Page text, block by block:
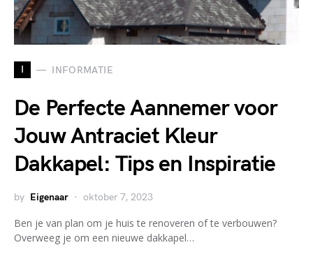
I INFORMATIE
De Perfecte Aannemer voor
Jouw Antraciet Kleur
Dakkapel: Tips en Inspiratie
by Eigenaar oktober 7, 2023
Ben je van plan om je huis te renoveren of te verbouwen?
Overweeg je om een nieuwe dakkapel…